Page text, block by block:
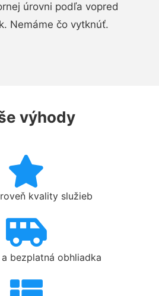
úrovni podľa vopred
Nemáme čo vytknúť.
výhody
kvality služieb
bezplatná obhliadka